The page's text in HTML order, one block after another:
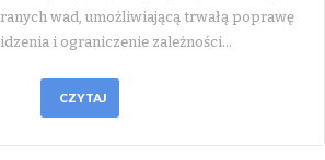
wad, umożliwiającą trwałą poprawę
i ograniczenie zależności…
CZYTAJ